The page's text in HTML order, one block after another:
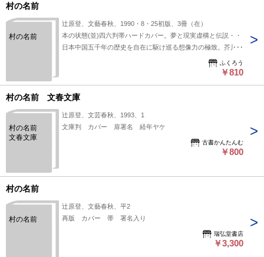
村の名前
村の名前
辻原登、文藝春秋、1990・8・25初版、3冊（在）
本の状態(並)四六判帯ハードカバー。夢と現実虚構と伝説・・
日本中国五千年の歴史を自在に駆け巡る想像力の極致。芥川賞
ふくろう
￥810
村の名前 文春文庫
村の名前
文春文庫
辻原登、文芸春秋、1993、1
文庫判 カバー 扉署名 経年ヤケ
古書かんたんむ
￥800
村の名前
村の名前
辻原登、文藝春秋、平2
再版 カバー 帯 署名入り
瑞弘堂書店
￥3,300